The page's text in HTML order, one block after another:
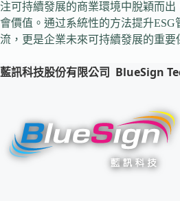
注可持續發展的商業環境中脫穎而
會價值。通过系統性的方法提升ESG
流，更是企業未來可持續發展的重要
藍訊科技股份有限公司 BlueSign